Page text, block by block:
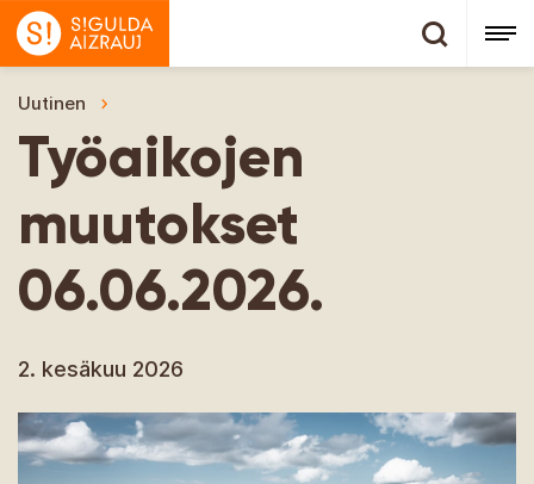
Uutinen
Työaikojen
muutokset
06.06.2026.
2. kesäkuu 2026